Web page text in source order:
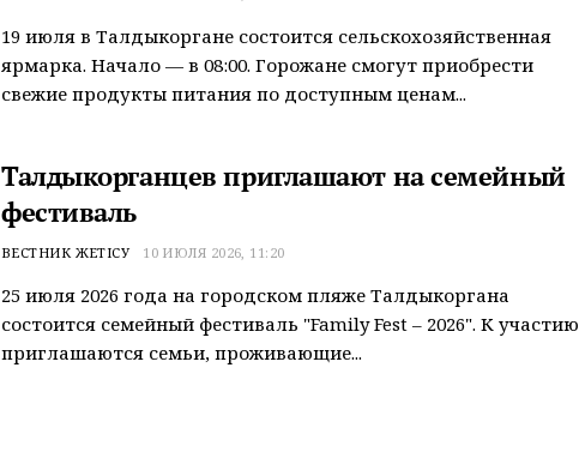
19 июля в Талдыкоргане состоится сельскохозяйственная
ярмарка. Начало — в 08:00. Горожане смогут приобрести
свежие продукты питания по доступным ценам...
Талдыкорганцев приглашают на семейный
фестиваль
ВЕСТНИК ЖЕТІСУ 10 ИЮЛЯ 2026, 11:20
25 июля 2026 года на городском пляже Талдыкоргана
состоится семейный фестиваль "Family Fest – 2026". К участию
приглашаются семьи, проживающие...